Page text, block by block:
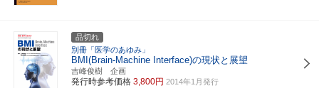
品切れ
別冊「医学のあゆみ」
BMI(Brain-Machine Interface)の現状と展望
吉峰俊樹 企画
発行時参考価格 3,800円 2014年1月発行